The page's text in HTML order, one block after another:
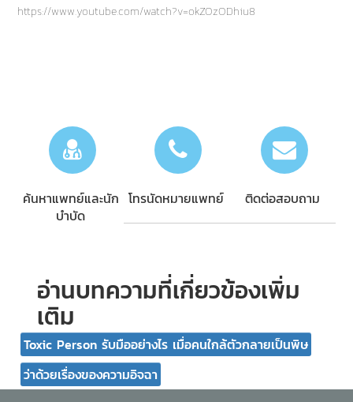
https://www.youtube.com/watch?v=okZOzODhiu8
ค้นหาแพทย์และนัก
บำบัด
โทรนัดหมายแพทย์ ติดต่อสอบถาม
อ่านบทความที่เกี่ยวข้องเพิ่ม
เติม
Toxic Person รับมืออย่างไร เมื่อคนใกล้ตัวกลายเป็นพิษ
ว่าด้วยเรื่องของความอิจฉา